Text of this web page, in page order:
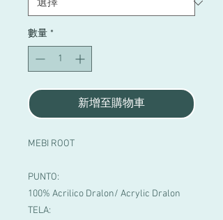
數量 *
新增至購物車
MEBI ROOT
PUNTO:
100% Acrilico Dralon/ Acrylic Dralon
TELA: